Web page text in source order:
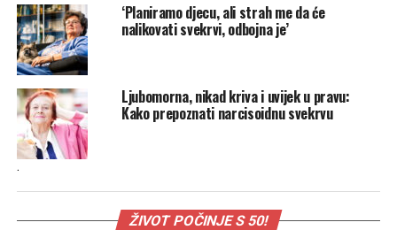
‘Planiramo djecu, ali strah me da će
nalikovati svekrvi, odbojna je’
Ljubomorna, nikad kriva i uvijek u pravu:
Kako prepoznati narcisoidnu svekrvu
.
ŽIVOT POČINJE S 50!